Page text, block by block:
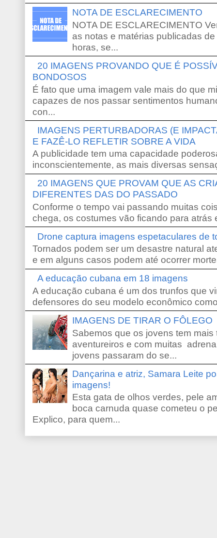
NOTA DE ESCLARECIMENTO
NOTA DE ESCLARECIMENTO
as notas e matérias publicadas
horas, se...
20 IMAGENS PROVANDO QUE É
BONDOSOS
É fato que uma imagem vale mais do que
capazes de nos passar sentimentos
con...
IMAGENS PERTURBADORAS (E
E FAZÊ-LO REFLETIR SOBRE A VIDA
A publicidade tem uma capacidade
inconscientemente, as mais diversas
20 IMAGENS QUE PROVAM QUE AS
DIFERENTES DAS DO PASSADO
Conforme o tempo vai passando muitas
chega, os costumes vão ficando para atrás
Drone captura imagens espetaculares de
Tornados podem ser um desastre natural
e em alguns casos podem até ocorrer
A educação cubana em 18 imagens
A educação cubana é um dos trunfos que
defensores do seu modelo econômico
IMAGENS DE TIRAR O FÔLEGO
Sabemos que os jovens tem
aventureiros e com muitas
jovens passaram do se...
Dançarina e atriz, Samara Leite
imagens!
Esta gata de olhos verdes, pele
boca carnuda quase cometeu o
Explico, para quem...